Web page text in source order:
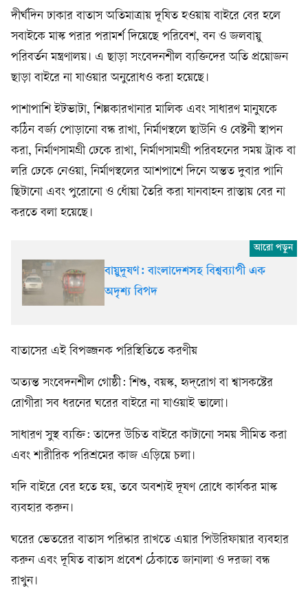
দীর্ঘদিন ঢাকার বাতাস অতিমাত্রায় দূষিত হওয়ায় বাইরে বের হলে
সবাইকে মাস্ক পরার পরামর্শ দিয়েছে পরিবেশ, বন ও জলবায়ু
পরিবর্তন মন্ত্রণালয়। এ ছাড়া সংবেদনশীল ব্যক্তিদের অতি প্রয়োজন
ছাড়া বাইরে না যাওয়ার অনুরোধও করা হয়েছে।
পাশাপাশি ইটভাটা, শিল্পকারখানার মালিক এবং সাধারণ মানুষকে
কঠিন বর্জ্য পোড়ানো বন্ধ রাখা, নির্মাণস্থলে ছাউনি ও বেষ্টনী স্থাপন
করা, নির্মাণসামগ্রী ঢেকে রাখা, নির্মাণসামগ্রী পরিবহনের সময় ট্রাক বা
লরি ঢেকে নেওয়া, নির্মাণস্থলের আশপাশে দিনে অন্তত দুবার পানি
ছিটানো এবং পুরোনো ও ধোঁয়া তৈরি করা যানবাহন রাস্তায় বের না
করতে বলা হয়েছে।
বায়ুদূষণ: বাংলাদেশসহ বিশ্বব্যাপী এক
অদৃশ্য বিপদ
বাতাসের এই বিপজ্জনক পরিস্থিতিতে করণীয়
অত্যন্ত সংবেদনশীল গোষ্ঠী: শিশু, বয়স্ক, হৃদ্‌রোগ বা শ্বাসকষ্টের
রোগীরা সব ধরনের ঘরের বাইরে না যাওয়াই ভালো।
সাধারণ সুস্থ ব্যক্তি: তাদের উচিত বাইরে কাটানো সময় সীমিত করা
এবং শারীরিক পরিশ্রমের কাজ এড়িয়ে চলা।
যদি বাইরে বের হতে হয়, তবে অবশ্যই দূষণ রোধে কার্যকর মাস্ক
ব্যবহার করুন।
ঘরের ভেতরের বাতাস পরিষ্কার রাখতে এয়ার পিউরিফায়ার ব্যবহার
করুন এবং দূষিত বাতাস প্রবেশ ঠেকাতে জানালা ও দরজা বন্ধ
রাখুন।